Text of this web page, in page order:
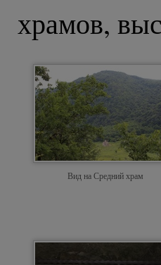
храмов,
Вид на Средний храм